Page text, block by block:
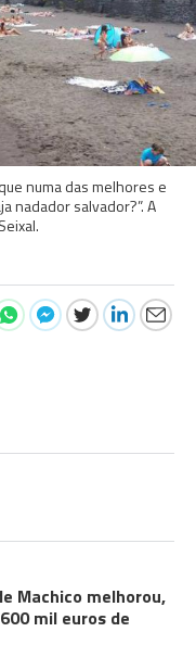
numa das melhores e
nadador salvador?”. A
Machico melhorou,
mil euros de